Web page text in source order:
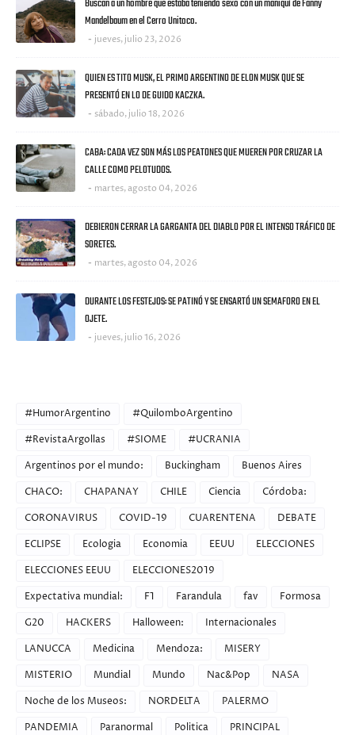
Buscan a un hombre que estaba teniendo sexo con un maniquí de Fanny
Mandelbaum en el Cerro Unitoco.
jueves, julio 23, 2026
QUIEN ES TITO MUSK, EL PRIMO ARGENTINO DE ELON MUSK QUE SE
PRESENTÓ EN LO DE GUIDO KACZKA.
sábado, julio 18, 2026
CABA: CADA VEZ SON MÁS LOS PEATONES QUE MUEREN POR CRUZAR LA
CALLE COMO PELOTUDOS.
martes, agosto 04, 2026
DEBIERON CERRAR LA GARGANTA DEL DIABLO POR EL INTENSO TRÁFICO DE
SORETES.
martes, agosto 04, 2026
DURANTE LOS FESTEJOS: SE PATINÓ Y SE ENSARTÓ UN SEMAFORO EN EL
OJETE.
jueves, julio 16, 2026
#HumorArgentino
#QuilomboArgentino
#RevistaArgollas
#SIOME
#UCRANIA
Argentinos por el mundo:
Buckingham
Buenos Aires
CHACO:
CHAPANAY CHILE Ciencia
Córdoba:
CORONAVIRUS
COVID-19 CUARENTENA
DEBATE
ECLIPSE
Ecologia Economia EEUU
ELECCIONES
ELECCIONES EEUU
ELECCIONES2019
Expectativa mundial:
F1 Farandula fav
Formosa
G20
HACKERS Halloween:
Internacionales
LANUCCA
Medicina Mendoza:
MISERY
MISTERIO
Mundial Mundo Nac&Pop
NASA
Noche de los Museos:
NORDELTA
PALERMO
PANDEMIA
Paranormal Politica PRINCIPAL